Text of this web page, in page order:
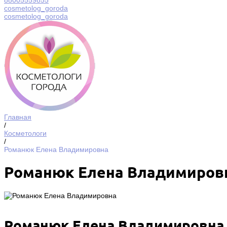
cosmetolog_goroda
cosmetolog_goroda
Главная
/
Косметологи
/
Романюк Елена Владимировна
Романюк Елена